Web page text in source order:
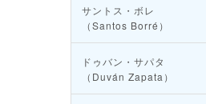
サントス・ボレ
（Santos Borré）
ドゥバン・サパタ
（Duván Zapata）